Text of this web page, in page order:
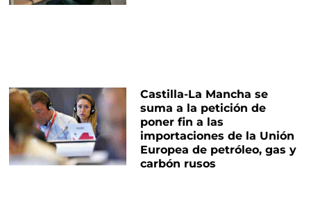
Castilla-La Mancha se
suma a la petición de
poner fin a las
importaciones de la Unión
Europea de petróleo, gas y
carbón rusos